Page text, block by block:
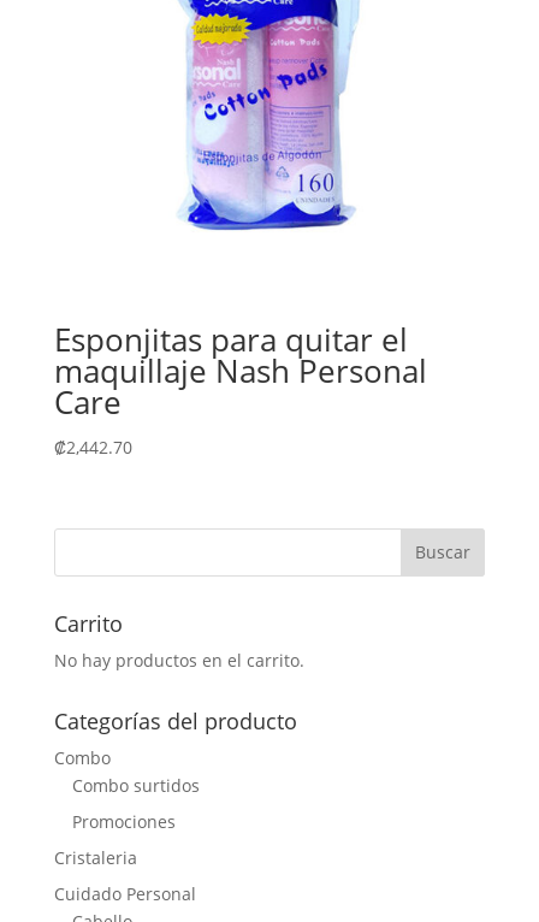
Esponjitas para quitar el
maquillaje Nash Personal
Care
₡2,442.70
Carrito
No hay productos en el carrito.
Categorías del producto
Combo
Combo surtidos
Promociones
Cristaleria
Cuidado Personal